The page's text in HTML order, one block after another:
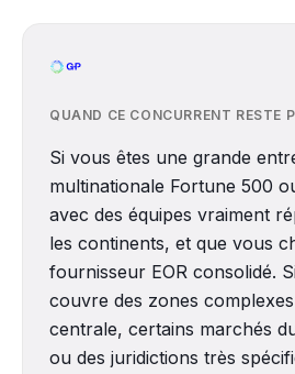
QUAND CE CONCURRENT RESTE
Si vous êtes une grande
multinationale Fortune 500
avec des équipes vraiment
les continents, et que vous
fournisseur EOR consolidé.
couvre des zones complexes
centrale, certains marchés
ou des juridictions très